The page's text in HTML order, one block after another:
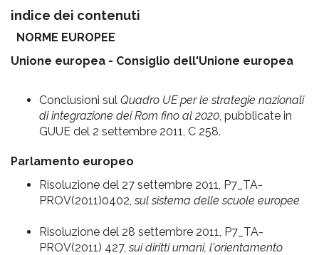
indice dei contenuti
NORME EUROPEE
Unione europea - Consiglio dell'Unione europea
Conclusioni sul Quadro UE per le strategie nazionali
di integrazione dei Rom fino al 2020, pubblicate in
GUUE del 2 settembre 2011, C 258.
Parlamento europeo
Risoluzione del 27 settembre 2011, P7_TA-
PROV(2011)0402,sul sistema delle scuole europee
Risoluzione del 28 settembre 2011, P7_TA-
PROV(2011) 427,sui diritti umani, l'orientamento